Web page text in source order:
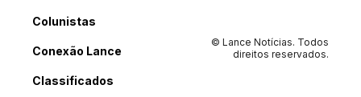
Colunistas
Conexão Lance
Classificados
© Lance Notícias. Todos
direitos reservados.